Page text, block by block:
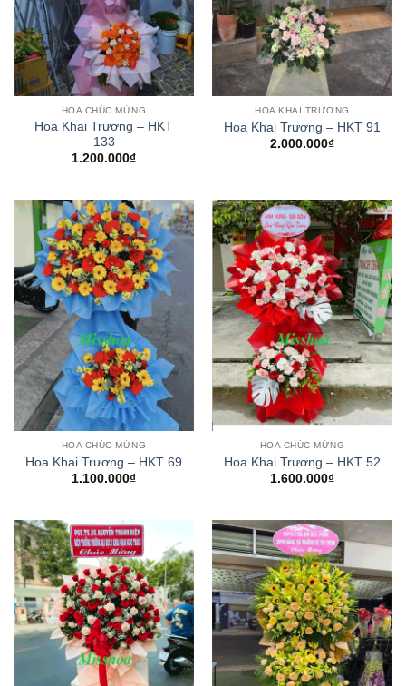
HOA CHÚC MỪNG
Hoa Khai Trương – HKT
133
1.200.000₫
HOA KHAI TRƯƠNG
Hoa Khai Trương – HKT 91
2.000.000₫
HOA CHÚC MỪNG
Hoa Khai Trương – HKT 69
1.100.000₫
HOA CHÚC MỪNG
Hoa Khai Trương – HKT 52
1.600.000₫